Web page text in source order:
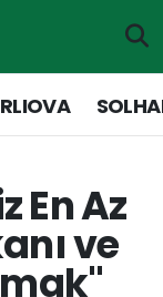
En Az
ve